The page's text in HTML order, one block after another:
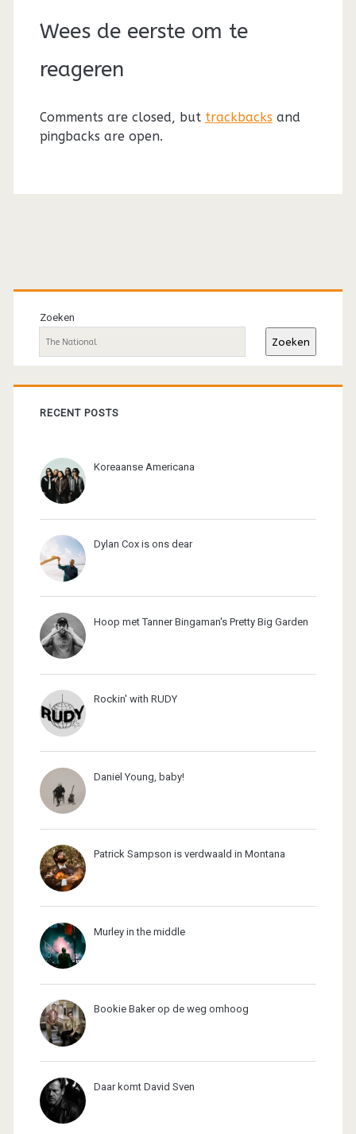
Wees de eerste om te
reageren
Comments are closed, but trackbacks and
pingbacks are open.
Primaire
sidebar
Zoeken
Zoeken
RECENT POSTS
Koreaanse Americana
Dylan Cox is ons dear
Hoop met Tanner Bingaman's Pretty Big Garden
Rockin' with RUDY
Daniel Young, baby!
Patrick Sampson is verdwaald in Montana
Murley in the middle
Bookie Baker op de weg omhoog
Daar komt David Sven